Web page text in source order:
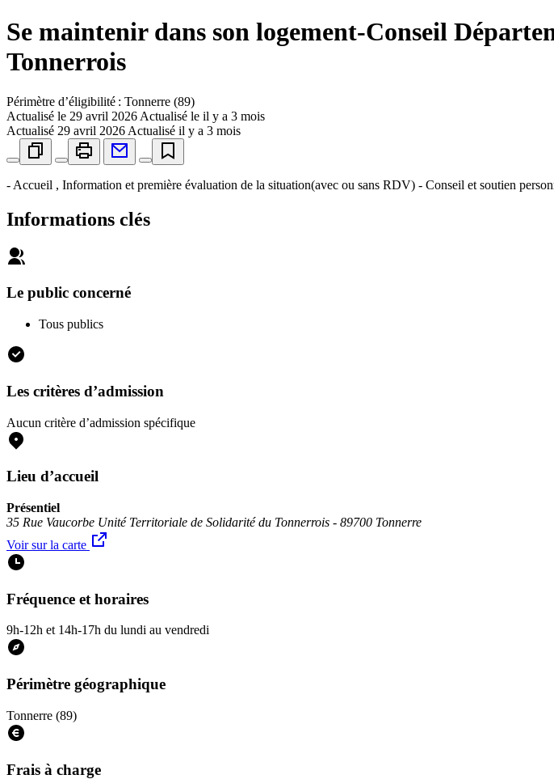
Se maintenir dans son logement-Conseil
Tonnerrois
Périmètre d’éligibilité : Tonnerre (89)
Actualisé le 29 avril 2026 Actualisé le il y a 3 mois
Actualisé 29 avril 2026 Actualisé il y a 3 mois
- Accueil , Information et première évaluation de la situation(avec ou sans RDV) - Conseil et soutien
Informations clés
Le public concerné
Tous publics
Les critères d’admission
Aucun critère d’admission spécifique
Lieu d’accueil
Présentiel
35 Rue Vaucorbe Unité Territoriale de Solidarité du Tonnerrois - 89700 Tonnerre
Voir sur la carte
Fréquence et horaires
9h-12h et 14h-17h du lundi au vendredi
Périmètre géographique
Tonnerre (89)
Frais à charge